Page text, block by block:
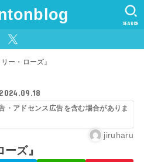
SEARCH
ー・ローズ』
2024.09.18
・アドセンス広告を含む場合がありま
jiruharu
ズ』